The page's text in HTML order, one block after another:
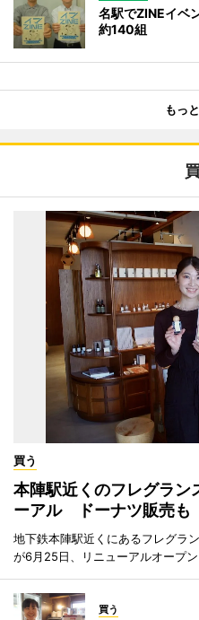
名駅でZINEイベ
約140組
もっ
買う
本陣駅近くのフレグラ
ーアル ドーナツ販売も
地下鉄本陣駅近くにあるフレグラ
が6月25日、リニューアルオープン
買う